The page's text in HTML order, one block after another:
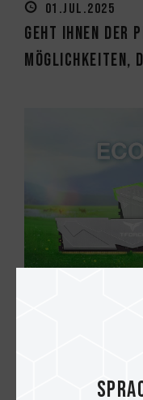
01.JUL.2025
Geht Ihnen der
Möglichkeiten,